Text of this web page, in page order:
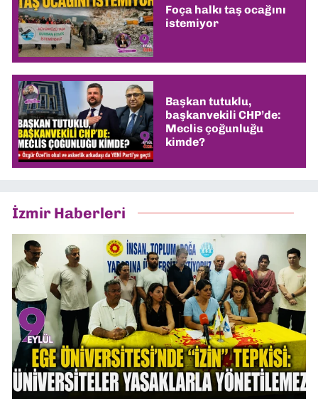
Foça halkı taş ocağını
istemiyor
Başkan tutuklu,
başkanvekili CHP’de:
Meclis çoğunluğu
kimde?
İzmir Haberleri